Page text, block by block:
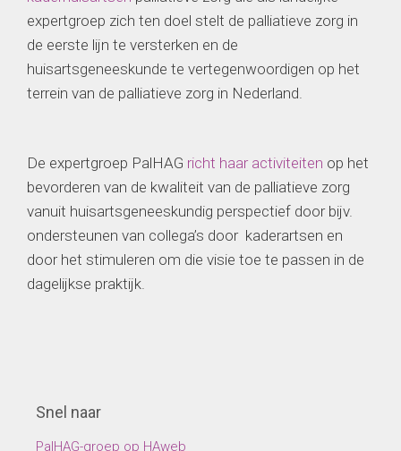
expertgroep zich ten doel stelt de palliatieve zorg in
de eerste lijn te versterken en de
huisartsgeneeskunde te vertegenwoordigen op het
terrein van de palliatieve zorg in Nederland.
De expertgroep PalHAG richt haar activiteiten op het
bevorderen van de kwaliteit van de palliatieve zorg
vanuit huisartsgeneeskundig perspectief door bijv.
ondersteunen van collega’s door kaderartsen en
door het stimuleren om die visie toe te passen in de
dagelijkse praktijk.
Snel naar
PalHAG-groep op HAweb